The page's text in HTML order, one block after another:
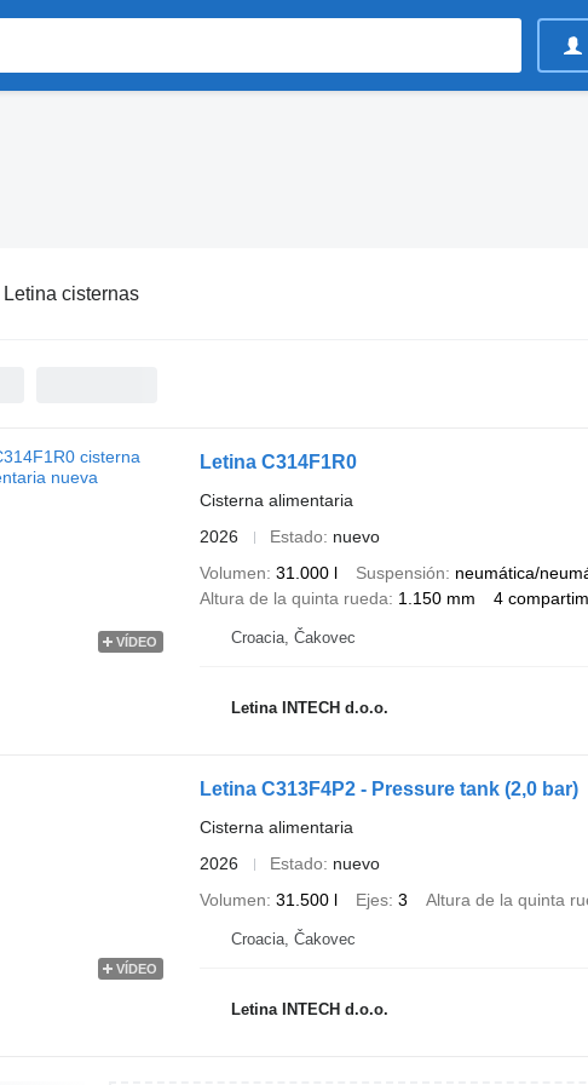
Letina cisternas
VÍDEO
Letina C314F1R0
Cisterna alimentaria
2026
Estado
nuevo
Volumen 31.000 l Suspensión neumática/
Altura de la quinta rueda
1.150 mm 4
Croacia, Čakovec
Letina INTECH d.o.o.
VÍDEO
Letina C313F4P2 - Pressure tank (2,0 bar)
Cisterna alimentaria
2026
Estado
nuevo
Volumen 31.500 l Ejes 3 Altura de la quinta
Croacia, Čakovec
Letina INTECH d.o.o.